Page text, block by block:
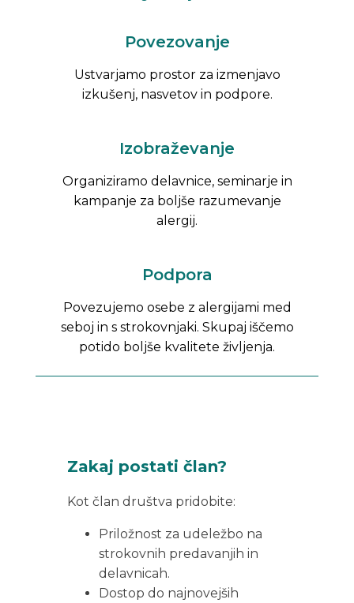
Povezovanje
Ustvarjamo prostor za izmenjavo
izkušenj, nasvetov in podpore.
Izobraževanje
Organiziramo delavnice, seminarje in
kampanje za boljše razumevanje
alergij.
Podpora
Povezujemo osebe z alergijami med
seboj in s strokovnjaki. Skupaj iščemo
potido boljše kvalitete življenja.
Zakaj postati član?
Kot član društva pridobite:
Priložnost za udeležbo na
strokovnih predavanjih in
delavnicah.
Dostop do najnovejših